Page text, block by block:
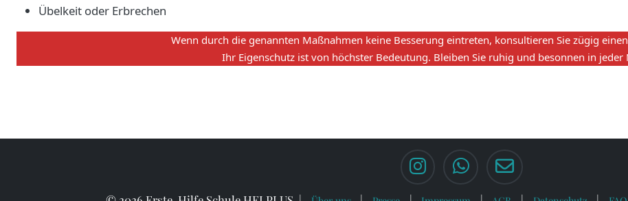
Übelkeit oder Erbrechen
Wenn durch die genannten Maßnahmen keine Besserung eintreten, konsultieren Sie zügig
Ihr Eigenschutz ist von höchster Bedeutung. Bleiben Sie ruhig und besonnen in